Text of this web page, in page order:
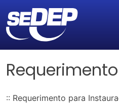
:: Requerimento para